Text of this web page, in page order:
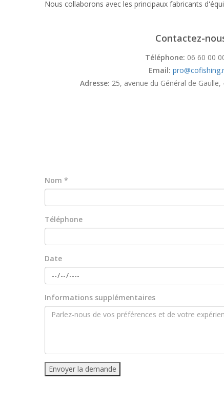
Nous collaborons avec les principaux fabricants
Contactez-
Téléphone: 06 60 00
Email:
Adresse: 25, avenue du Général de
Nom *
Téléphone
Date
Informations supplémentaires
Envoyer la demande